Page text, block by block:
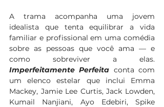
A trama acompanha uma jovem
idealista que tenta equilibrar a vida
familiar e profissional em uma comédia
sobre as pessoas que você ama — e
Imperfeitamente Perfeita conta com
um elenco estelar que inclui Emma
Mackey, Jamie Lee Curtis, Jack Lowden,
Kumail Nanjiani, Ayo Edebiri, Spike